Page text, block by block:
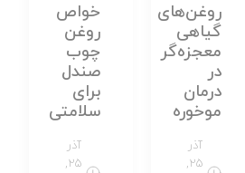
روغن‌های
گیاهی
معجزه‌گر
در
درمان
موخوره
آذر
۲۵,
خواص
روغن
چوب
صندل
برای
سلامتی
آذر
۲۵,